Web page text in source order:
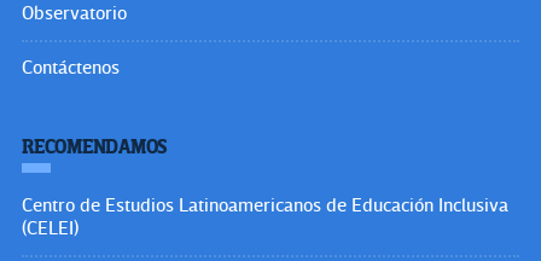
Observatorio
Contáctenos
RECOMENDAMOS
Centro de Estudios Latinoamericanos de Educación Inclusiva
(CELEI)